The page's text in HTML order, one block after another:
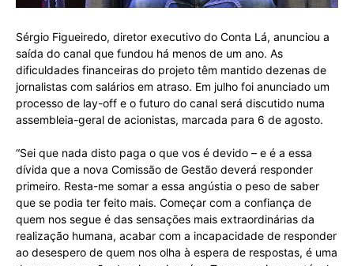
Sérgio Figueiredo, diretor executivo do Conta Lá, anunciou a
saída do canal que fundou há menos de um ano. As
dificuldades financeiras do projeto têm mantido dezenas de
jornalistas com salários em atraso. Em julho foi anunciado um
processo de lay-off e o futuro do canal será discutido numa
assembleia-geral de acionistas, marcada para 6 de agosto.
“Sei que nada disto paga o que vos é devido – e é a essa
dívida que a nova Comissão de Gestão deverá responder
primeiro. Resta-me somar a essa angústia o peso de saber
que se podia ter feito mais. Começar com a confiança de
quem nos segue é das sensações mais extraordinárias da
realização humana, acabar com a incapacidade de responder
ao desespero de quem nos olha à espera de respostas, é uma